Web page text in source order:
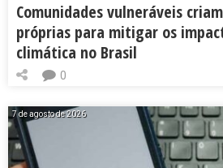
Comunidades vulneráveis
próprias para mitigar os
climática no Brasil
0
7 de agosto de 2026